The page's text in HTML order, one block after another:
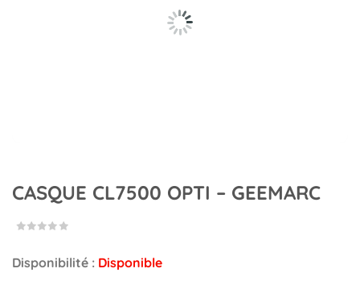
CASQUE CL7500 OPTI – GEEMARC
Disponibilité : Disponible